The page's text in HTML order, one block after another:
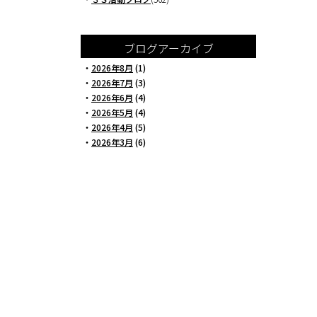
ブログアーカイブ
・ 2026年8月 (1)
・ 2026年7月 (3)
・ 2026年6月 (4)
・ 2026年5月 (4)
・ 2026年4月 (5)
・ 2026年3月 (6)